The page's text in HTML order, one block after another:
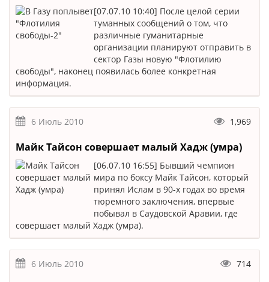
[07.07.10 10:40] После целой серии
туманных сообщений о том, что
различные гуманитарные
организации планируют отправить в
сектор Газы новую "Флотилию
свободы", наконец появилась более конкретная
информация.
6 Июль 2010 1,969
Майк Тайсон совершает малый Хадж (умра)
[06.07.10 16:55] Бывший чемпион
мира по боксу Майк Тайсон, который
принял Ислам в 90-х годах во время
тюремного заключения, впервые
побывал в Саудовской Аравии, где
совершает малый Хадж (умра).
6 Июль 2010 714